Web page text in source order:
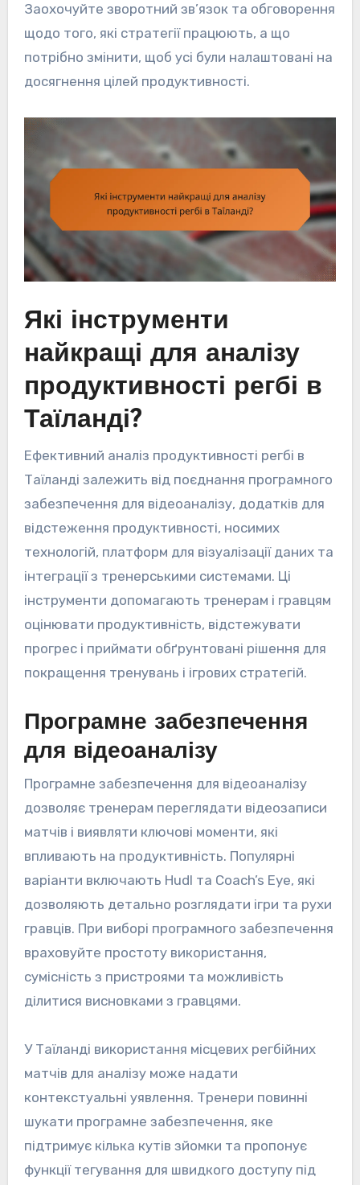
Заохочуйте зворотний зв’язок та обговорення
щодо того, які стратегії працюють, а що
потрібно змінити, щоб усі були налаштовані на
досягнення цілей продуктивності.
Які інструменти
найкращі для аналізу
продуктивності регбі в
Таїланді?
Ефективний аналіз продуктивності регбі в
Таїланді залежить від поєднання програмного
забезпечення для відеоаналізу, додатків для
відстеження продуктивності, носимих
технологій, платформ для візуалізації даних та
інтеграції з тренерськими системами. Ці
інструменти допомагають тренерам і гравцям
оцінювати продуктивність, відстежувати
прогрес і приймати обґрунтовані рішення для
покращення тренувань і ігрових стратегій.
Програмне забезпечення
для відеоаналізу
Програмне забезпечення для відеоаналізу
дозволяє тренерам переглядати відеозаписи
матчів і виявляти ключові моменти, які
впливають на продуктивність. Популярні
варіанти включають Hudl та Coach’s Eye, які
дозволяють детально розглядати ігри та рухи
гравців. При виборі програмного забезпечення
враховуйте простоту використання,
сумісність з пристроями та можливість
ділитися висновками з гравцями.
У Таїланді використання місцевих регбійних
матчів для аналізу може надати
контекстуальні уявлення. Тренери повинні
шукати програмне забезпечення, яке
підтримує кілька кутів зйомки та пропонує
функції тегування для швидкого доступу під